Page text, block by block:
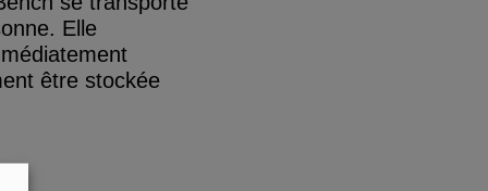
Elle
être stockée